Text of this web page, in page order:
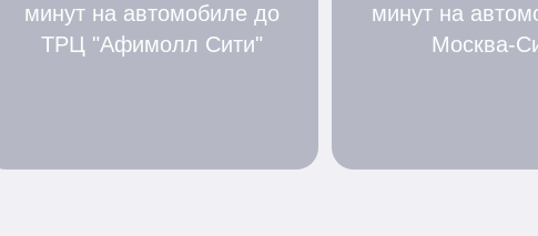
минут на автомобиле до
ТРЦ "Афимолл Сити"
минут на
Москва-